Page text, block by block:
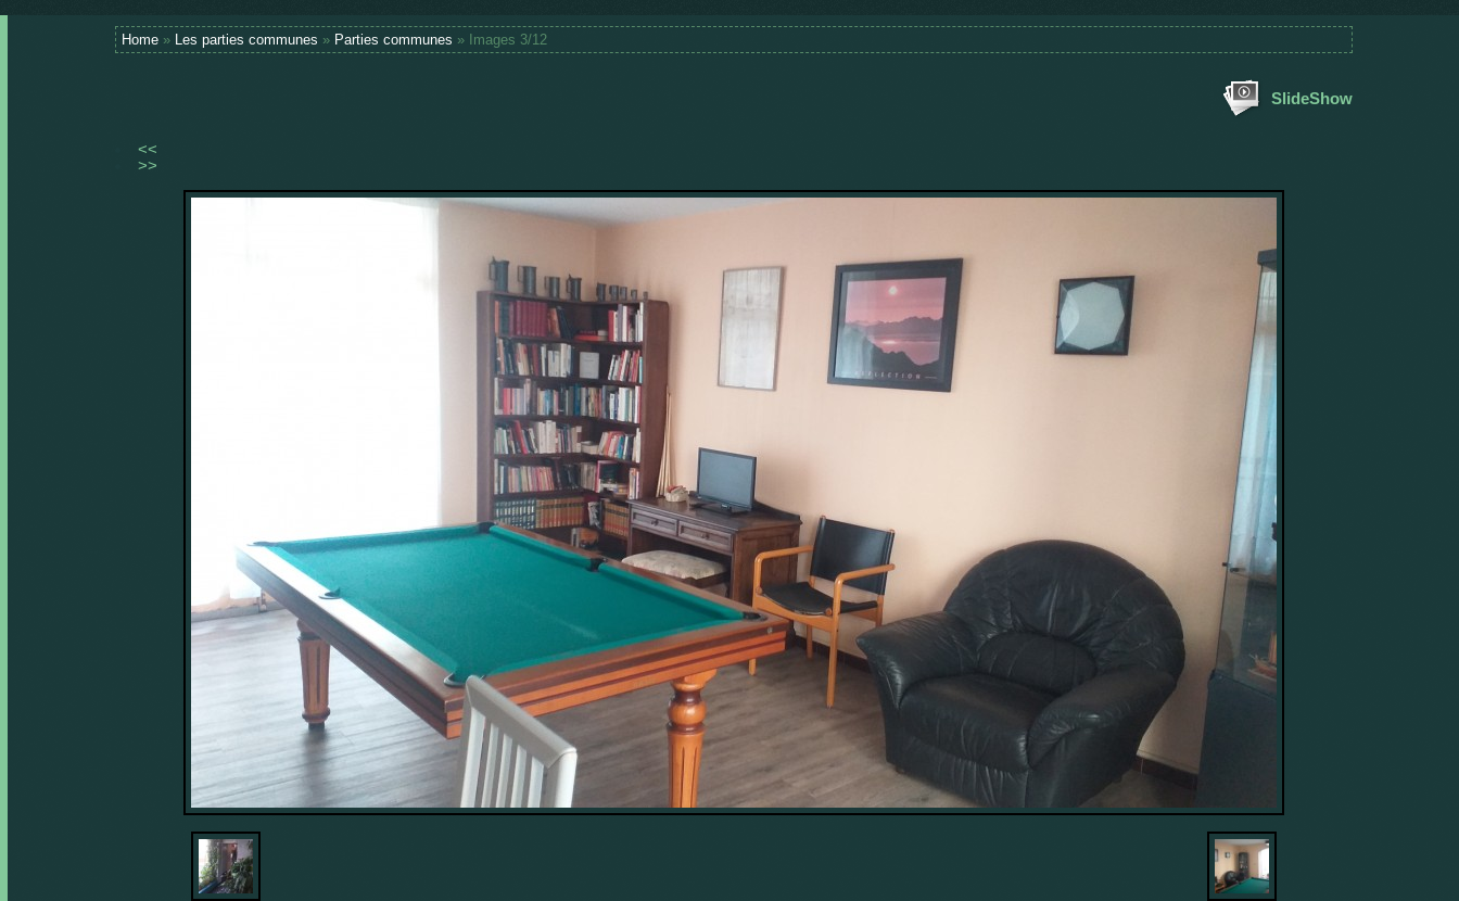
Home» Les parties communes » Parties communes » Images 3/12
SlideShow
<<
>>